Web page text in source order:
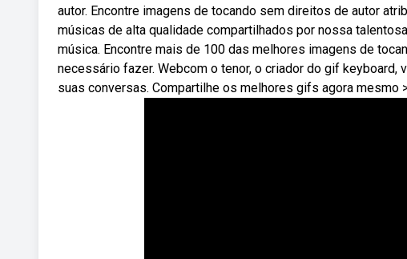
autor. Encontre imagens de tocando sem direitos de autor
músicas de alta qualidade compartilhados por nossa
música. Encontre mais de 100 das melhores imagens de
necessário fazer. Webcom o tenor, o criador do gif
suas conversas. Compartilhe os melhores gifs agora mesmo